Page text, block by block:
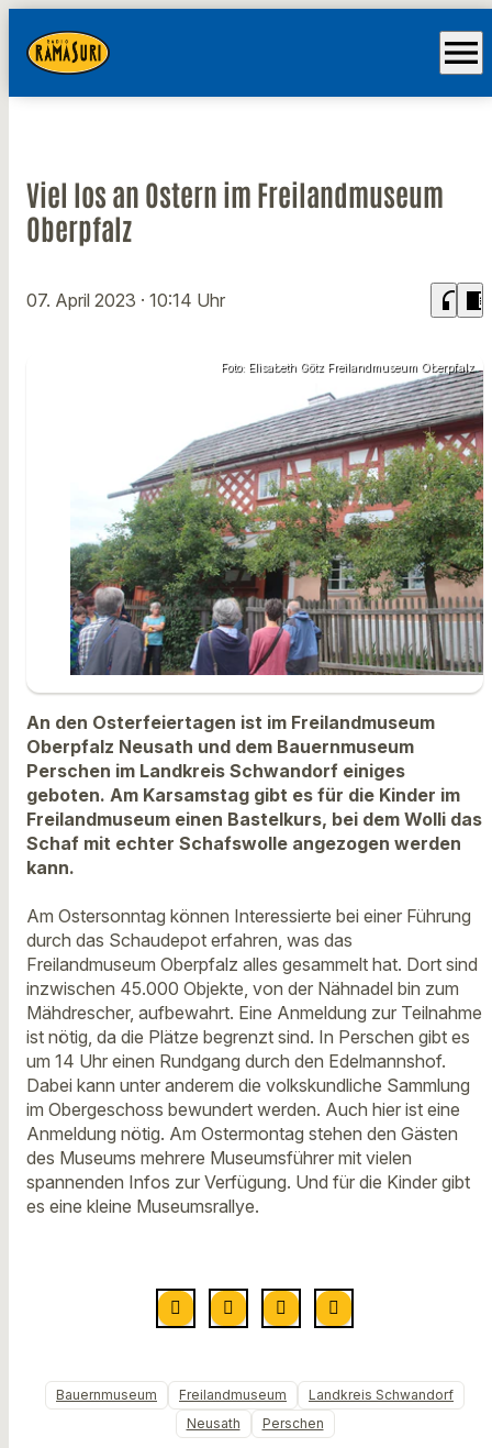
menu
Viel los an Ostern im Freilandmuseum
Oberpfalz
07. April 2023 · 10:14 Uhr headphones chrome_reader_mode
Foto: Elisabeth Götz Freilandmuseum Oberpfalz
An den Osterfeiertagen ist im Freilandmuseum
Oberpfalz Neusath und dem Bauernmuseum
Perschen im Landkreis Schwandorf einiges
geboten. Am Karsamstag gibt es für die Kinder im
Freilandmuseum einen Bastelkurs, bei dem Wolli das
Schaf mit echter Schafswolle angezogen werden
kann.
Am Ostersonntag können Interessierte bei einer Führung
durch das Schaudepot erfahren, was das
Freilandmuseum Oberpfalz alles gesammelt hat. Dort sind
inzwischen 45.000 Objekte, von der Nähnadel bin zum
Mähdrescher, aufbewahrt. Eine Anmeldung zur Teilnahme
ist nötig, da die Plätze begrenzt sind. In Perschen gibt es
um 14 Uhr einen Rundgang durch den Edelmannshof.
Dabei kann unter anderem die volkskundliche Sammlung
im Obergeschoss bewundert werden. Auch hier ist eine
Anmeldung nötig. Am Ostermontag stehen den Gästen
des Museums mehrere Museumsführer mit vielen
spannenden Infos zur Verfügung. Und für die Kinder gibt
es eine kleine Museumsrallye.
Bauernmuseum Freilandmuseum
Landkreis Schwandorf
Neusath
Perschen